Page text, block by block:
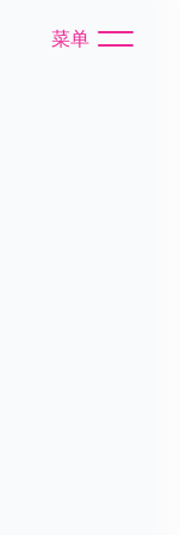
菜单